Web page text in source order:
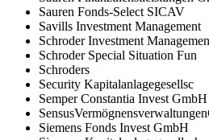
Sauren Fonds-Select SICAV
Savills Investment Management
Schroder Investment
Schroder Special Situation Fun
Schroders
Security Kapitalanlagegesellsc
Semper Constantia Invest GmbH
Siemens Fonds Invest GmbH